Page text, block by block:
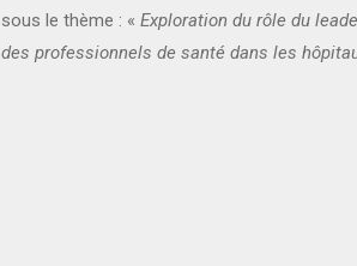
sous le thème : « Exploration du rôle du
des professionnels de santé dans les